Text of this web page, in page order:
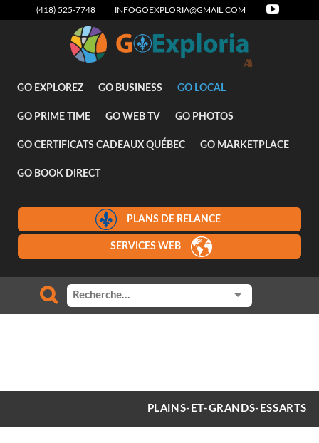
(418) 525-7748 INFOGOEXPLORIA@GMAIL.COM
Attraits
GO EXPLOREZ GO BUSINESS GO LOCAL
GO PRIME TIME GO WEB TV GO PHOTOS
GO CERTIFICATS CADEAUX QUÉBEC GO MARKETPLACE
GO BOOK DIRECT
PLANS DE RELANCE
SERVICES WEB
PLAINS-ET-GRANDS-ESSARTS